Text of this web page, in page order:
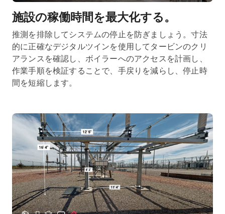
施設の稼働時間を最大化する。
推測を排除してシステムの停止を防ぎましょう。寸法
的に正確なデジタルツインを使用してタービンのクリ
アランスを確認し、ボイラーへのアクセスを計画し、
作業手順を検証することで、手戻りを減らし、停止時
間を短縮します。